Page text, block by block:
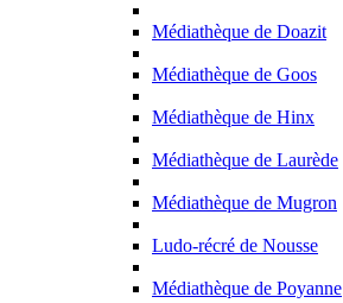
Médiathèque de Doazit
Médiathèque de Goos
Médiathèque de Hinx
Médiathèque de Laurède
Médiathèque de Mugron
Ludo-récré de Nousse
Médiathèque de Poyanne